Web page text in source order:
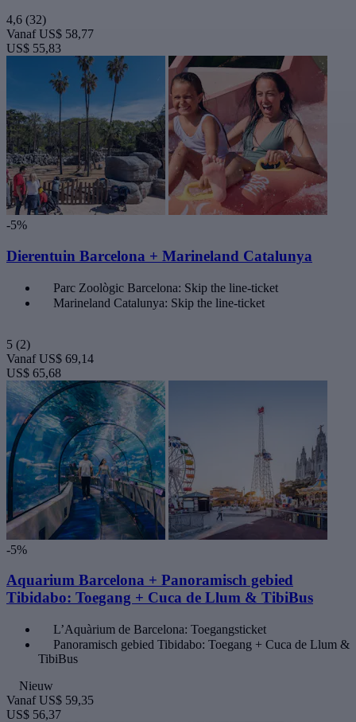
4,6 (32)
Vanaf US$ 58,77
US$ 55,83
-5%
Dierentuin Barcelona + Marineland Catalunya
Parc Zoològic Barcelona: Skip the line-ticket
Marineland Catalunya: Skip the line-ticket
5 (2)
Vanaf US$ 69,14
US$ 65,68
-5%
Aquarium Barcelona + Panoramisch gebied
Tibidabo: Toegang + Cuca de Llum & TibiBus
L’Aquàrium de Barcelona: Toegangsticket
Panoramisch gebied Tibidabo: Toegang + Cuca de Llum &
TibiBus
Nieuw
Vanaf US$ 59,35
US$ 56,37